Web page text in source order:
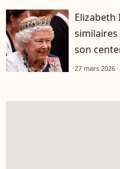
Elizabeth
son
27 mars 2026